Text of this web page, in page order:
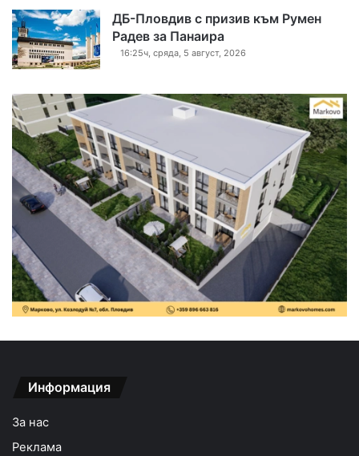
ДБ-Пловдив с призив към Румен
Радев за Панаира
16:25ч, сряда, 5 август, 2026
Информация
За нас
Реклама